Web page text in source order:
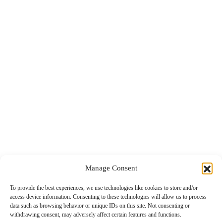
Manage Consent
To provide the best experiences, we use technologies like cookies to store and/or
access device information. Consenting to these technologies will allow us to process
data such as browsing behavior or unique IDs on this site. Not consenting or
withdrawing consent, may adversely affect certain features and functions.
Το περιεχόμενο στο www.nextravel.gr προορίζεται αποκλειστικά
για προσωπική χρήση από τους επισκέπτες. Η χρήση ή η διάδοση,
είτε τροποποιημένη είτε αμετάβλητη, σε οποιαδήποτε μορφή,